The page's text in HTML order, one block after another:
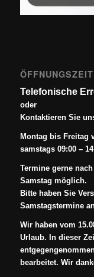
Telefonische
oder
Kontaktieren Sie
Montag bis Freitag
samstags 09:00 –
Termine gerne
Samstag möglich.
Bitte haben Sie
Samstagstermine
Wir haben vom
Urlaub. In dieser
bearbeitet. Wir